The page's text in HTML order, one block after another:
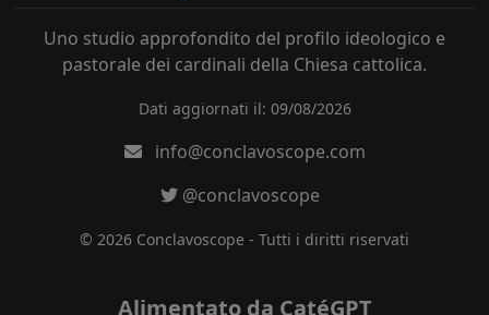
Uno studio approfondito del profilo ideologico e
pastorale dei cardinali della Chiesa cattolica.
Dati aggiornati il: 09/08/2026
info@conclavoscope.com
@conclavoscope
© 2026 Conclavoscope - Tutti i diritti riservati
Alimentato da CatéGPT